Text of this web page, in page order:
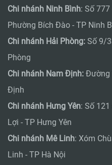
Chi nhánh Ninh Bình: Số
Phường Bích Đào - TP Ninh
Chi nhánh Hải Phòng: Số 9/
Phòng
Chi nhánh Nam Định: Đường
Định
Chi nhánh Hưng Yên: Số
Lợi - TP Hưng Yên
Chi nhánh Mê Linh: Xóm
Linh - TP Hà Nội